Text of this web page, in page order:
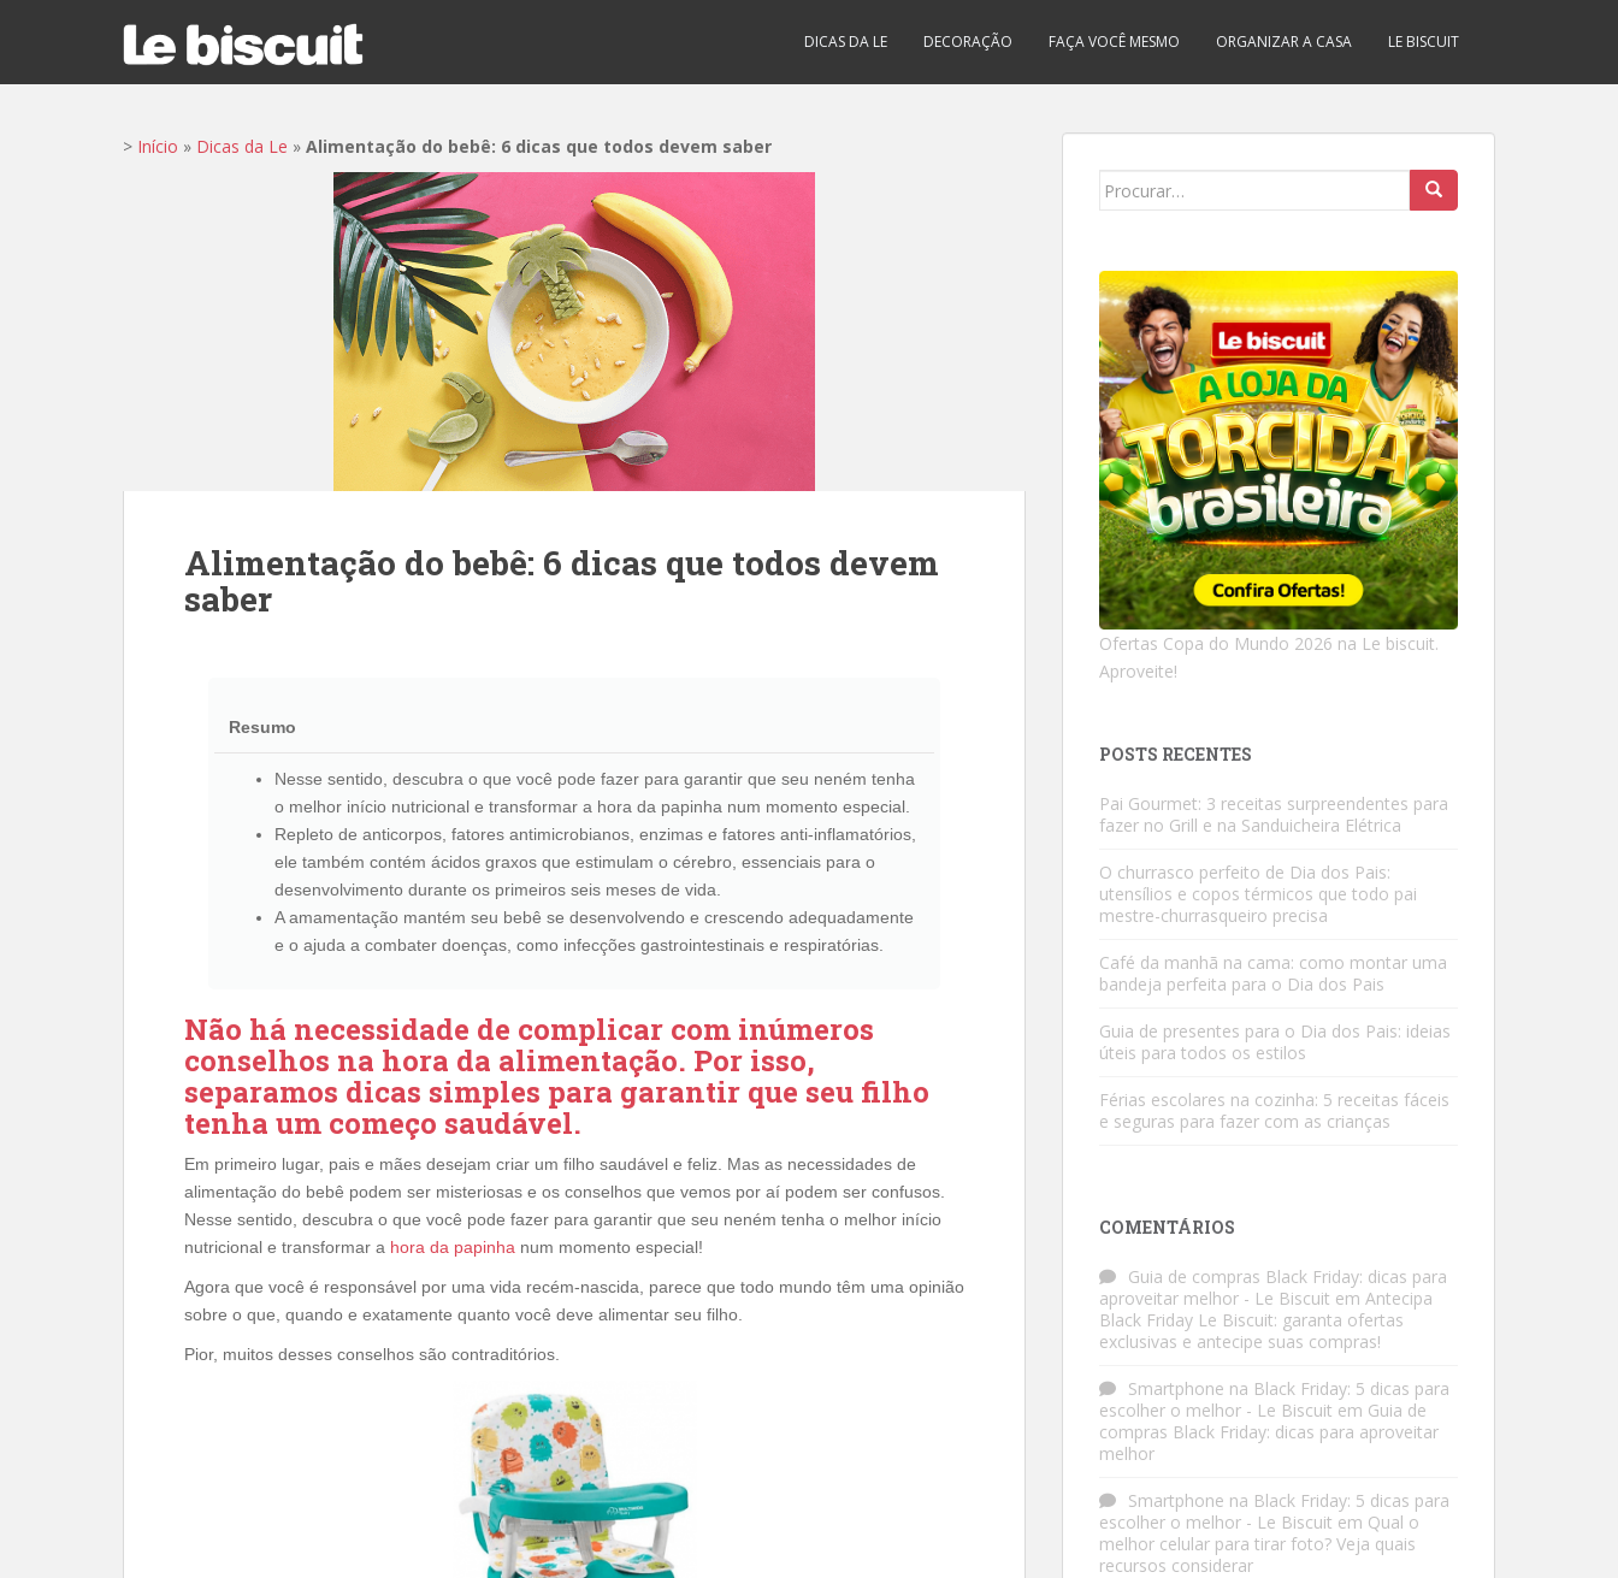
DICAS DA LE DECORAÇÃO FAÇA VOCÊ MESMO ORGANIZAR A CASA LE BISCUIT
> Início » Dicas da Le » Alimentação do bebê: 6 dicas que todos devem saber
Alimentação do bebê: 6 dicas que todos devem
saber
Resumo
Nesse sentido, descubra o que você pode fazer para garantir que seu neném tenha
o melhor início nutricional e transformar a hora da papinha num momento especial.
Repleto de anticorpos, fatores antimicrobianos, enzimas e fatores anti-inflamatórios,
ele também contém ácidos graxos que estimulam o cérebro, essenciais para o
desenvolvimento durante os primeiros seis meses de vida.
A amamentação mantém seu bebê se desenvolvendo e crescendo adequadamente
e o ajuda a combater doenças, como infecções gastrointestinais e respiratórias.
Não há necessidade de complicar com inúmeros
conselhos na hora da alimentação. Por isso,
separamos dicas simples para garantir que seu filho
tenha um começo saudável.
Em primeiro lugar, pais e mães desejam criar um filho saudável e feliz. Mas as necessidades de
alimentação do bebê podem ser misteriosas e os conselhos que vemos por aí podem ser confusos.
Nesse sentido, descubra o que você pode fazer para garantir que seu neném tenha o melhor início
nutricional e transformar a hora da papinha num momento especial!
Agora que você é responsável por uma vida recém-nascida, parece que todo mundo têm uma opinião
sobre o que, quando e exatamente quanto você deve alimentar seu filho.
Pior, muitos desses conselhos são contraditórios.
Search
Ofertas Copa do Mundo 2026 na Le biscuit.
Aproveite!
POSTS RECENTES
Pai Gourmet: 3 receitas surpreendentes para
fazer no Grill e na Sanduicheira Elétrica
O churrasco perfeito de Dia dos Pais:
utensílios e copos térmicos que todo pai
mestre-churrasqueiro precisa
Café da manhã na cama: como montar uma
bandeja perfeita para o Dia dos Pais
Guia de presentes para o Dia dos Pais: ideias
úteis para todos os estilos
Férias escolares na cozinha: 5 receitas fáceis
e seguras para fazer com as crianças
COMENTÁRIOS
Guia de compras Black Friday: dicas para
aproveitar melhor - Le Biscuit em Antecipa
Black Friday Le Biscuit: garanta ofertas
exclusivas e antecipe suas compras!
Smartphone na Black Friday: 5 dicas para
escolher o melhor - Le Biscuit em Guia de
compras Black Friday: dicas para aproveitar
melhor
Smartphone na Black Friday: 5 dicas para
escolher o melhor - Le Biscuit em Qual o
melhor celular para tirar foto? Veja quais
recursos considerar